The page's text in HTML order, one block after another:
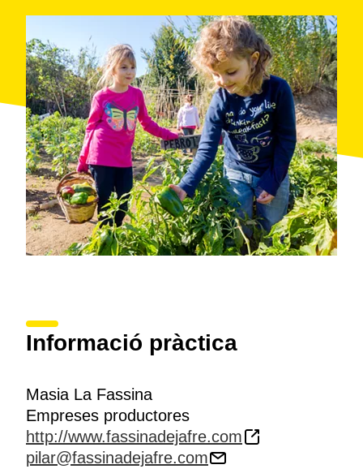
Informació pràctica
Masia La Fassina
Empreses productores
http://www.fassinadejafre.com
pilar@fassinadejafre.com